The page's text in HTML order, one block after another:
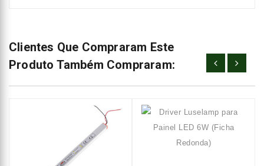
Clientes Que Compraram Este
Produto Também Compraram: